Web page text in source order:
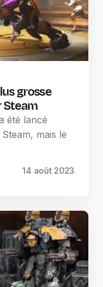
grosse
Steam
été lancé
mais le
14 août 2023